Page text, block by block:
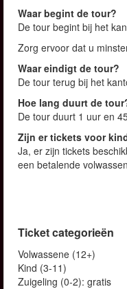
Waar begint de tour?
De tour begint bij het
Zorg ervoor dat u
Waar eindigt de tour?
De tour terug bij het
Hoe lang duurt de
De tour duurt 1 uur en
Zijn er tickets voor
Ja, er zijn tickets
een betalende
Ticket categorieën
Volwassene (12+)
Kind (3-11)
Zuigeling (0-2): gratis